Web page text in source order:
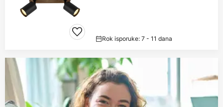
Rok isporuke: 7 - 11 dana